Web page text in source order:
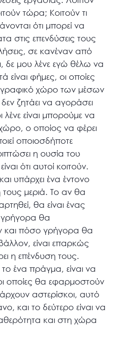
τώρα; Κοιτούν τι
ότι μπορεί να
στις επενδύσεις τους
σε κανέναν από
δε μου λένε εγώ θέλω να
φήμες, οι οποίες
χώρο των μέσων
ζητάει να αγοράσει
είναι μπορούμε να
ο οποίος να φέρει
οποιοσδήποτε
η ουσία του
ότι αυτοί κοιτούν.
υπάρχει ένα έντονο
τους μεριά. Το αν θα
θα είναι ένας
γρήγορα θα
και πόσο γρήγορα θα
είναι επαρκώς
η επένδυση τους.
ένα πράγμα, είναι να
οποίες θα εφαρμοστούν
αστερίσκοι, αυτό
και το δεύτερο είναι να
και στη χώρα